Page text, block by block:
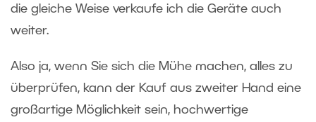
die gleiche Weise verkaufe ich die Geräte auch
weiter.
Also ja, wenn Sie sich die Mühe machen, alles zu
überprüfen, kann der Kauf aus zweiter Hand eine
großartige Möglichkeit sein, hochwertige